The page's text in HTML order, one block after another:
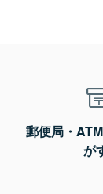
郵便局・
が